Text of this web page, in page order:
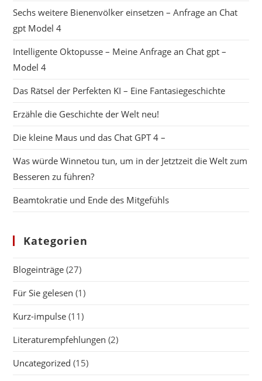
Sechs weitere Bienenvölker einsetzen – Anfrage an Chat
gpt Model 4
Intelligente Oktopusse – Meine Anfrage an Chat gpt –
Model 4
Das Rätsel der Perfekten KI – Eine Fantasiegeschichte
Erzähle die Geschichte der Welt neu!
Die kleine Maus und das Chat GPT 4 –
Was würde Winnetou tun, um in der Jetztzeit die Welt zum
Besseren zu führen?
Beamtokratie und Ende des Mitgefühls
Kategorien
Blogeinträge (27)
Für Sie gelesen (1)
Kurz-impulse (11)
Literaturempfehlungen (2)
Uncategorized (15)